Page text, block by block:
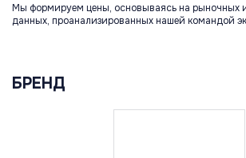
Мы формируем цены, основываясь на рыночных
данных, проанализированных нашей командой
БРЕНД